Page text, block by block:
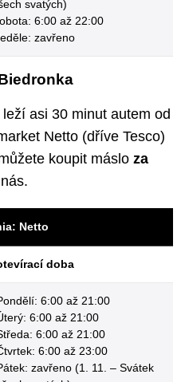
svatých)
6:00 až 22:00
zavřeno
asi 30 minut autem od
Netto (dříve Tesco)
koupit máslo za
Netto
doba
6:00 až 21:00
6:00 až 21:00
6:00 až 21:00
6:00 až 23:00
zavřeno (1. 11. – Svátek